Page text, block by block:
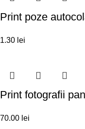
Print poze
1.30 lei
Print fotografii
70.00 lei